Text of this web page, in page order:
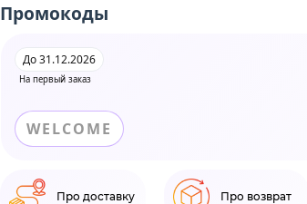
Промокоды
На первый заказ
До 31.12.2026
WELCOME
Про доставку Про возврат